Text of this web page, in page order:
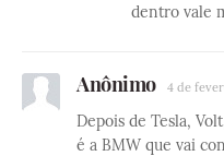
dentro vale
Anônimo 4 de
Depois de Tesla,
é a BMW que vai